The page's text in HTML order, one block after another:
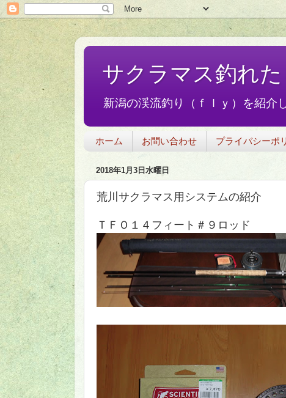
サクラマス釣れ
新潟の渓流釣り（ｆｌｙ）を紹介
ホーム お問い合わせ プライバシーポ
2018年1月3日水曜日
荒川サクラマス用システムの紹介
ＴＦＯ１４フィート＃９ロッド